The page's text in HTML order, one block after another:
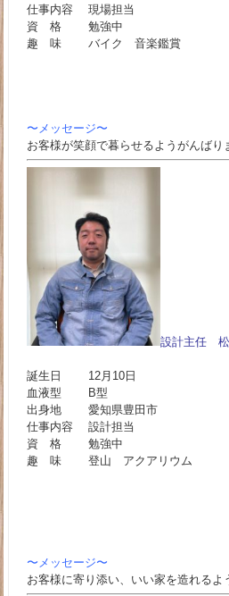
仕事内容 現場担当
資 格 勉強中
趣 味 バイク 音楽鑑賞
〜メッセージ〜
お客様が笑顔で暮らせるようがんばり
設計主任松
誕生日 12月10日
血液型 B型
出身地 愛知県豊田市
仕事内容 設計担当
資 格 勉強中
趣 味 登山 アクアリウム
〜メッセージ〜
お客様に寄り添い、いい家を造れるよ